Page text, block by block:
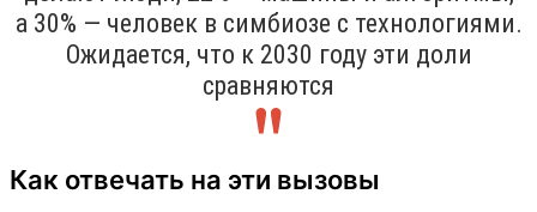
а 30% — человек в симбиозе с технологиями.
Ожидается, что к 2030 году эти доли
сравняются
Как отвечать на эти вызовы